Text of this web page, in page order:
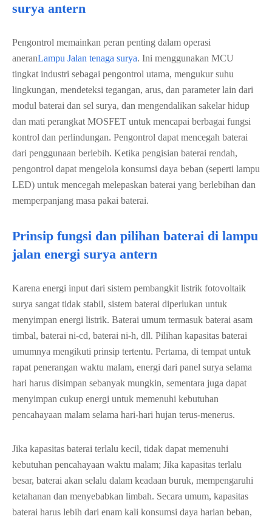
surya antern
Pengontrol memainkan peran penting dalam operasi
aneranLampu Jalan tenaga surya. Ini menggunakan MCU
tingkat industri sebagai pengontrol utama, mengukur suhu
lingkungan, mendeteksi tegangan, arus, dan parameter lain dari
modul baterai dan sel surya, dan mengendalikan sakelar hidup
dan mati perangkat MOSFET untuk mencapai berbagai fungsi
kontrol dan perlindungan. Pengontrol dapat mencegah baterai
dari penggunaan berlebih. Ketika pengisian baterai rendah,
pengontrol dapat mengelola konsumsi daya beban (seperti lampu
LED) untuk mencegah melepaskan baterai yang berlebihan dan
memperpanjang masa pakai baterai.
Prinsip fungsi dan pilihan baterai di lampu
jalan energi surya antern
Karena energi input dari sistem pembangkit listrik fotovoltaik
surya sangat tidak stabil, sistem baterai diperlukan untuk
menyimpan energi listrik. Baterai umum termasuk baterai asam
timbal, baterai ni-cd, baterai ni-h, dll. Pilihan kapasitas baterai
umumnya mengikuti prinsip tertentu. Pertama, di tempat untuk
rapat penerangan waktu malam, energi dari panel surya selama
hari harus disimpan sebanyak mungkin, sementara juga dapat
menyimpan cukup energi untuk memenuhi kebutuhan
pencahayaan malam selama hari-hari hujan terus-menerus.
Jika kapasitas baterai terlalu kecil, tidak dapat memenuhi
kebutuhan pencahayaan waktu malam; Jika kapasitas terlalu
besar, baterai akan selalu dalam keadaan buruk, mempengaruhi
ketahanan dan menyebabkan limbah. Secara umum, kapasitas
baterai harus lebih dari enam kali konsumsi daya harian beban,